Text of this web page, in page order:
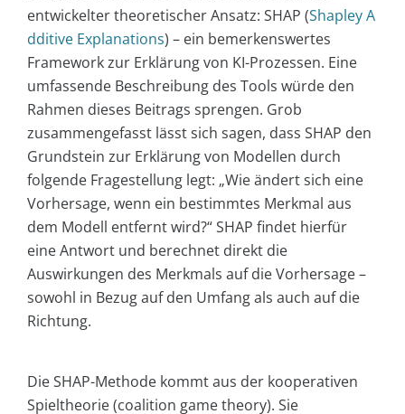
entwickelter theoretischer Ansatz: SHAP (Shapley A
dditive Explanations) – ein bemerkenswertes
Framework zur Erklärung von KI-Prozessen. Eine
umfassende Beschreibung des Tools würde den
Rahmen dieses Beitrags sprengen. Grob
zusammengefasst lässt sich sagen, dass SHAP den
Grundstein zur Erklärung von Modellen durch
folgende Fragestellung legt: „Wie ändert sich eine
Vorhersage, wenn ein bestimmtes Merkmal aus
dem Modell entfernt wird?“ SHAP findet hierfür
eine Antwort und berechnet direkt die
Auswirkungen des Merkmals auf die Vorhersage –
sowohl in Bezug auf den Umfang als auch auf die
Richtung.
Die SHAP-Methode kommt aus der kooperativen
Spieltheorie (coalition game theory). Sie